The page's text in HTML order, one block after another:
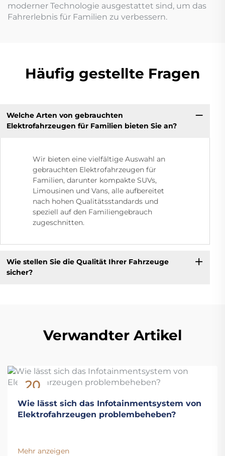
moderner Technologie ausgestattet sind, um das
Fahrerlebnis für Familien zu verbessern.
Häufig gestellte Fragen
Welche Arten von gebrauchten
Elektrofahrzeugen für Familien bieten Sie an?
Wir bieten eine vielfältige Auswahl an
gebrauchten Elektrofahrzeugen für
Familien, darunter kompakte SUVs,
Limousinen und Vans, alle aufbereitet
nach hohen Qualitätsstandards und
speziell auf den Familiengebrauch
zugeschnitten.
Wie stellen Sie die Qualität Ihrer Fahrzeuge
sicher?
Verwandter Artikel
20
Nov
Wie lässt sich das Infotainmentsystem von
Elektrofahrzeugen problembeheben?
Mehr anzeigen